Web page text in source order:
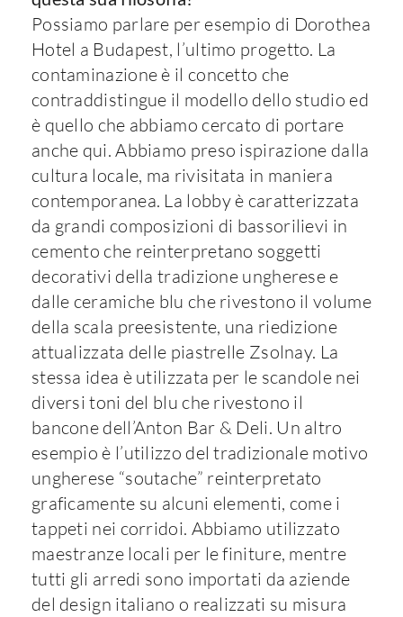
Possiamo parlare per esempio di Dorothea
Hotel a Budapest, l’ultimo progetto. La
contaminazione è il concetto che
contraddistingue il modello dello studio ed
è quello che abbiamo cercato di portare
anche qui. Abbiamo preso ispirazione dalla
cultura locale, ma rivisitata in maniera
contemporanea. La lobby è caratterizzata
da grandi composizioni di bassorilievi in
cemento che reinterpretano soggetti
decorativi della tradizione ungherese e
dalle ceramiche blu che rivestono il volume
della scala preesistente, una riedizione
attualizzata delle piastrelle Zsolnay. La
stessa idea è utilizzata per le scandole nei
diversi toni del blu che rivestono il
bancone dell’Anton Bar & Deli. Un altro
esempio è l’utilizzo del tradizionale motivo
ungherese “soutache” reinterpretato
graficamente su alcuni elementi, come i
tappeti nei corridoi. Abbiamo utilizzato
maestranze locali per le finiture, mentre
tutti gli arredi sono importati da aziende
del design italiano o realizzati su misura